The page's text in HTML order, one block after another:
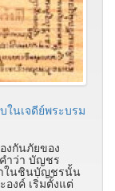
นเจดีย์พระบรม
งกันภัยของ
ำว่า บัญชร
าในชินบัญชรนั้น
งค์ เริ่มตั้งแต่